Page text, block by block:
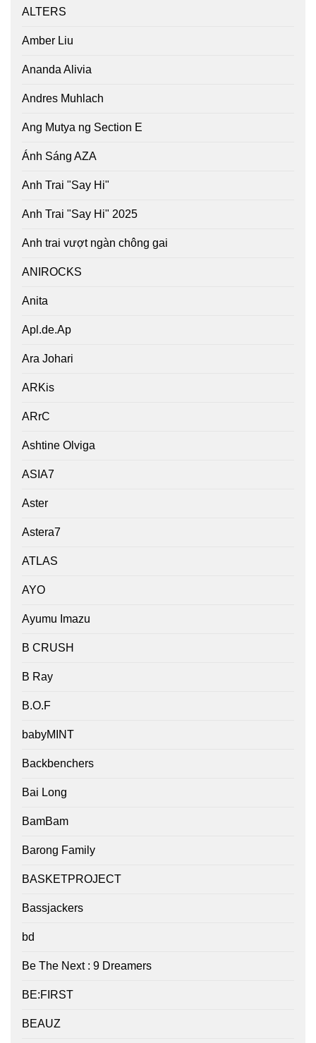
ALTERS
Amber Liu
Ananda Alivia
Andres Muhlach
Ang Mutya ng Section E
Ánh Sáng AZA
Anh Trai "Say Hi"
Anh Trai "Say Hi" 2025
Anh trai vượt ngàn chông gai
ANIROCKS
Anita
Apl.de.Ap
Ara Johari
ARKis
ARrC
Ashtine Olviga
ASIA7
Aster
Astera7
ATLAS
AYO
Ayumu Imazu
B CRUSH
B Ray
B.O.F
babyMINT
Backbenchers
Bai Long
BamBam
Barong Family
BASKETPROJECT
Bassjackers
bd
Be The Next : 9 Dreamers
BE:FIRST
BEAUZ